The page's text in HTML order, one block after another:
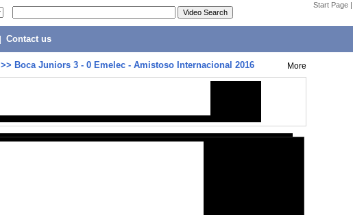
Start Page |
Contact us
>> Boca Juniors 3 - 0 Emelec - Amistoso Internacional 2016 More